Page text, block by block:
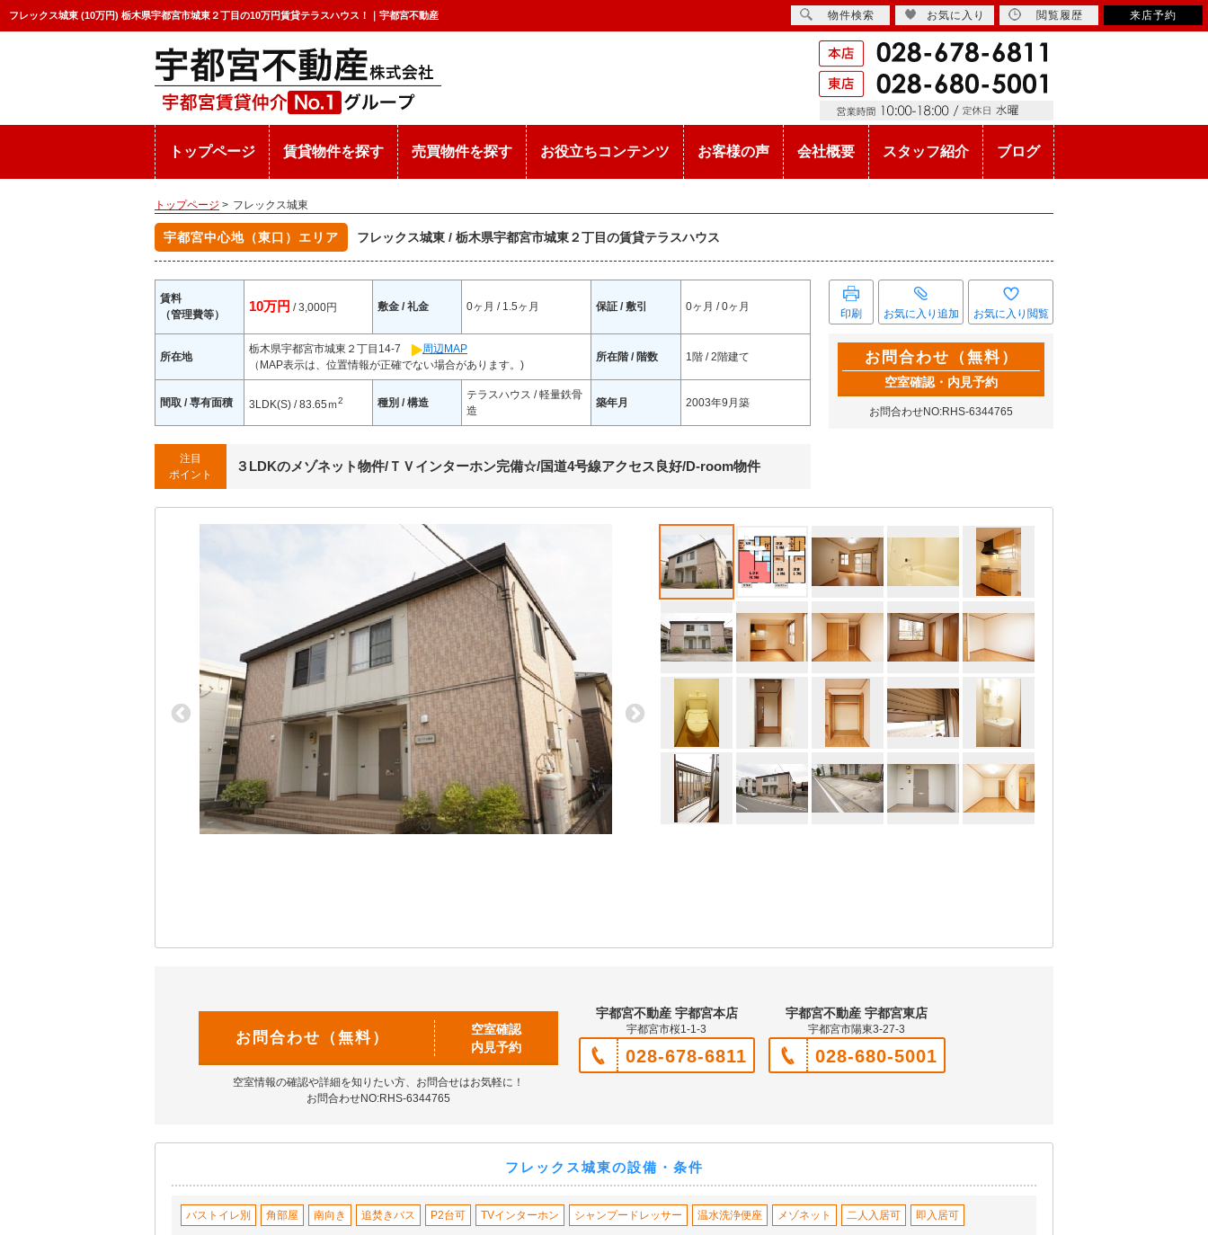
フレックス城東 (10万円) 栃木県宇都宮市城東２丁目の10万円賃貸テラスハウス！｜宇都宮不動産 物件検索 お気に入り 閲覧履歴 来店予約
トップページ 賃貸物件を探す 売買物件を探す お役立ちコンテンツ お客様の声 会社概要 スタッフ紹介 ブログ
トップページ > フレックス城東
宇都宮中心地（東口）エリア フレックス城東 / 栃木県宇都宮市城東２丁目の賃貸テラスハウス
賃料
（管理費等）
10万円 / 3,000円 敷金 / 礼金 0ヶ月 / 1.5ヶ月 保証 / 敷引 0ヶ月 / 0ヶ月
所在地
栃木県宇都宮市城東２丁目14-7
周辺MAP
（MAP表示は、位置情報が正確でない場合があります。)
所在階 / 階数 1階 / 2階建て
間取 / 専有面積 3LDK(S) / 83.65ｍ2 種別 / 構造
テラスハウス / 軽量鉄骨
造
築年月 2003年9月築
注目
ポイント
３LDKのメゾネット物件/ＴＶインターホン完備☆/国道4号線アクセス良好/D-room物件
印刷 お気に入り追加 お気に入り閲覧
お問合わせ（無料）
空室確認・内見予約
お問合わせNO:RHS-6344765
お問合わせ（無料）
空室確認
内見予約
空室情報の確認や詳細を知りたい方、お問合せはお気軽に！
お問合わせNO:RHS-6344765
宇都宮不動産 宇都宮本店
宇都宮市桜1-1-3
028-678-6811
宇都宮不動産 宇都宮東店
宇都宮市陽東3-27-3
028-680-5001
フレックス城東の設備・条件
バストイレ別 角部屋 南向き 追焚きバス P2台可 TVインターホン シャンプードレッサー 温水洗浄便座 メゾネット 二人入居可 即入居可